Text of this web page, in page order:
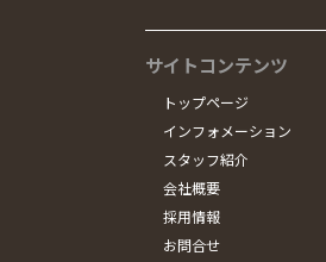
サイトコンテンツ
トップページ
インフォメーション
スタッフ紹介
会社概要
採用情報
お問合せ